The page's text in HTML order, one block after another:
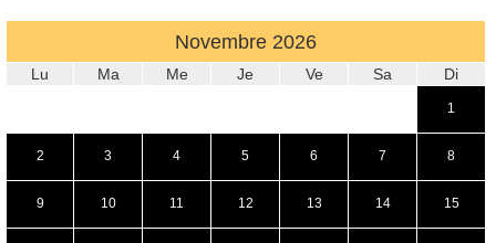
Novembre 2026
Lu Ma Me Je Ve Sa Di
1
2 3 4 5 6 7 8
9 10 11 12 13 14 15